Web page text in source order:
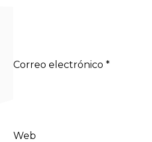
Correo electrónico*
Web